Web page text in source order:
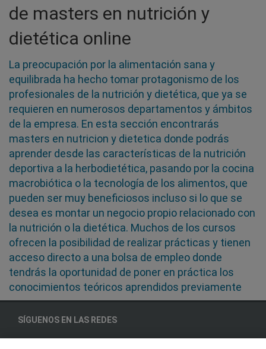
de masters en nutrición y
dietética online
La preocupación por la alimentación sana y
equilibrada ha hecho tomar protagonismo de los
profesionales de la nutrición y dietética, que ya se
requieren en numerosos departamentos y ámbitos
de la empresa. En esta sección encontrarás
masters en nutricion y dietetica donde podrás
aprender desde las características de la nutrición
deportiva a la herbodietética, pasando por la cocina
macrobiótica o la tecnología de los alimentos, que
pueden ser muy beneficiosos incluso si lo que se
desea es montar un negocio propio relacionado con
la nutrición o la dietética. Muchos de los cursos
ofrecen la posibilidad de realizar prácticas y tienen
acceso directo a una bolsa de empleo donde
tendrás la oportunidad de poner en práctica los
conocimientos teóricos aprendidos previamente
SÍGUENOS EN LAS REDES